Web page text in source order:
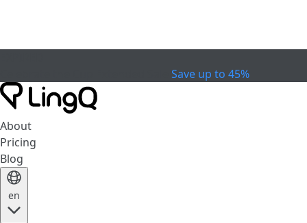
Save up to 45%
About
Pricing
Blog
en